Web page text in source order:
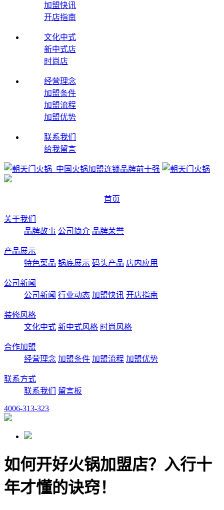
加盟快讯
开店指南
文化中式
新中式店
时尚店
经营理念
加盟条件
加盟流程
加盟优势
联系我们
给我留言
首页
关于我们
品牌故事 公司简介 品牌荣誉
产品展示
特色菜品 锅底展示 码头产品 店内应用
公司新闻
公司新闻 行业动态 加盟快讯 开店指南
装修风格
文化中式 新中式风格 时尚风格
合作加盟
经营理念 加盟条件 加盟流程 加盟优势
联系方式
联系我们
留言板
4006-313-323
如何开好火锅加盟店？入行十
年才懂的诀窍！